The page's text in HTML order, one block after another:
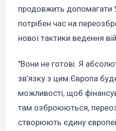
продовжить допомагати
потрібен час на
нової тактики ведення
"Вони не готові. Я
зв’язку з цим Європа
можливості, щоб
там озброюються,
створюють єдину